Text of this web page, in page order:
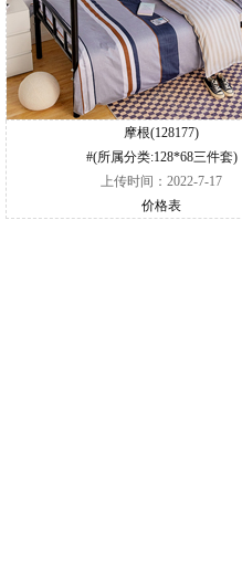
摩根(128177)
#(所属分类:128*68三件套)
上传时间：2022-7-17
价格表